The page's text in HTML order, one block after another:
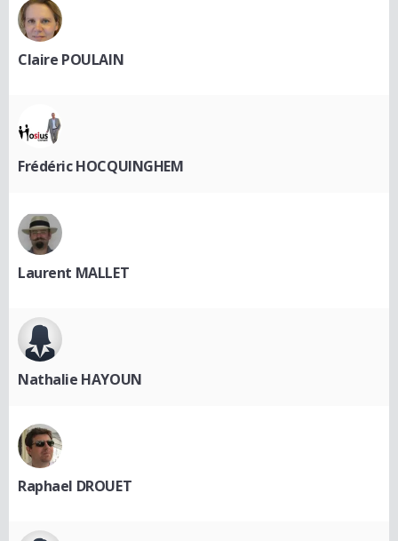
Claire POULAIN
Frédéric HOCQUINGHEM
Laurent MALLET
Nathalie HAYOUN
Raphael DROUET